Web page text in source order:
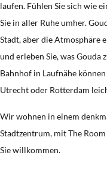
laufen. Fühlen Sie sich wie
Sie in aller Ruhe umher.
Stadt, aber die Atmosphäre
und erleben Sie, was Gouda
Bahnhof in Laufnähe
Utrecht oder Rotterdam
Wir wohnen in einem
Stadtzentrum, mit The
Sie willkommen.